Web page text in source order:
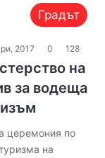
Градът
2017 0 128
на
за водеща
церемония по
на